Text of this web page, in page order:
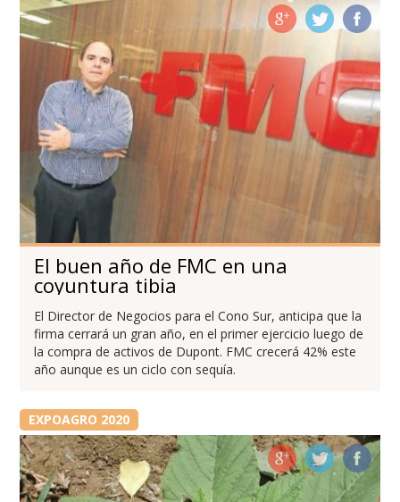
El buen año de FMC en una
coyuntura tibia
El Director de Negocios para el Cono Sur, anticipa que la
firma cerrará un gran año, en el primer ejercicio luego de
la compra de activos de Dupont. FMC crecerá 42% este
año aunque es un ciclo con sequía.
EXPOAGRO 2020